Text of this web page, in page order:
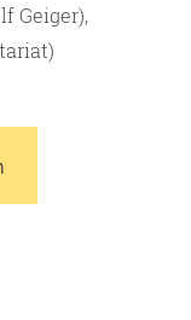
Geiger),